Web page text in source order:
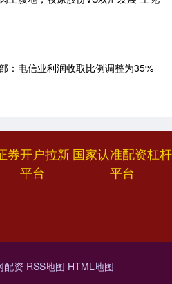
：电信业利润收取比例调整为35%
券开户拉新
平台
国家认准配资杠杆
平台
配资 RSS地图 HTML地图